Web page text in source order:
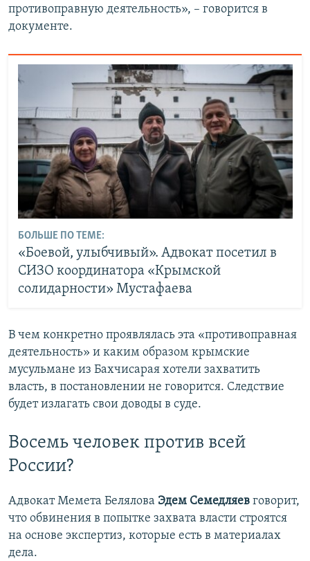
противоправную деятельность», – говорится в
документе.
БОЛЬШЕ ПО ТЕМЕ:
«Боевой, улыбчивый». Адвокат посетил в
СИЗО координатора «Крымской
солидарности» Мустафаева
В чем конкретно проявлялась эта «противоправная
деятельность» и каким образом крымские
мусульмане из Бахчисарая хотели захватить
власть, в постановлении не говорится. Следствие
будет излагать свои доводы в суде.
Восемь человек против всей
России?
Адвокат Мемета Белялова Эдем Семедляев говорит,
что обвинения в попытке захвата власти строятся
на основе экспертиз, которые есть в материалах
дела.